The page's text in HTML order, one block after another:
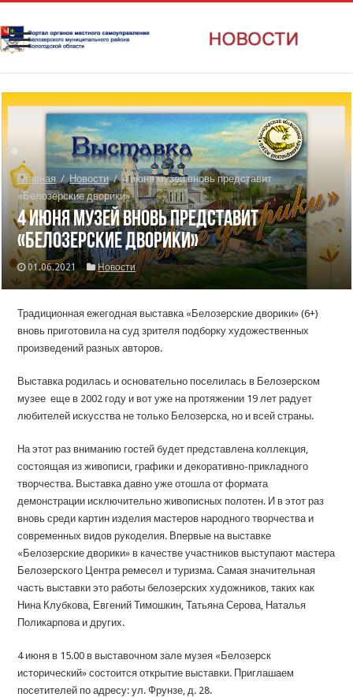
Главная / Новости / 4 июня музей вновь представит
«Белозерские дворики»
4 июня музей вновь представит
«Белозерские дворики»
01.06.2021 Новости
Традиционная ежегодная выставка «Белозерские дворики» (6+)
вновь приготовила на суд зрителя подборку художественных
произведений разных авторов.
Выставка родилась и основательно поселилась в Белозерском
музее еще в 2002 году и вот уже на протяжении 19 лет радует
любителей искусства не только Белозерска, но и всей страны.
На этот раз вниманию гостей будет представлена коллекция,
состоящая из живописи, графики и декоративно-прикладного
творчества. Выставка давно уже отошла от формата
демонстрации исключительно живописных полотен. И в этот раз
вновь среди картин изделия мастеров народного творчества и
современных видов рукоделия. Впервые на выставке
«Белозерские дворики» в качестве участников выступают мастера
Белозерского Центра ремесел и туризма. Самая значительная
часть выставки это работы белозерских художников, таких как
Нина Клубкова, Евгений Тимошкин, Татьяна Серова, Наталья
Поликарпова и других.
4 июня в 15.00 в выставочном зале музея «Белозерск
исторический» состоится открытие выставки. Приглашаем
посетителей по адресу: ул. Фрунзе, д. 28.